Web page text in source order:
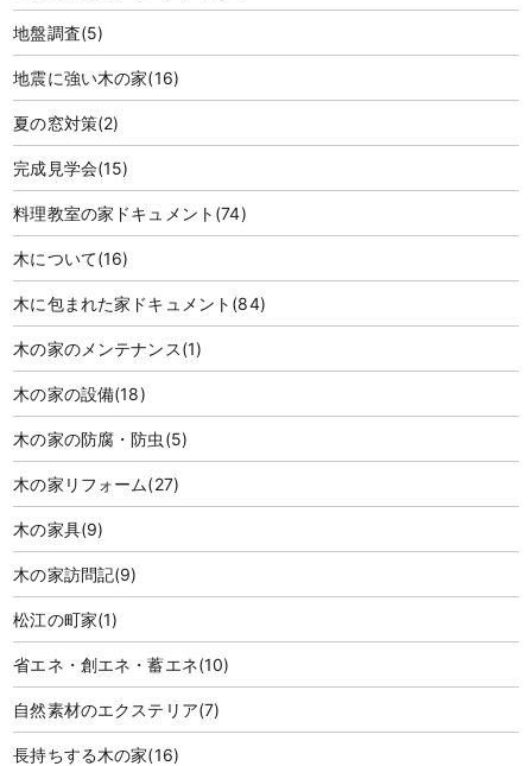
地盤調査(5)
地震に強い木の家(16)
夏の窓対策(2)
完成見学会(15)
料理教室の家ドキュメント (74)
木について(16)
木に包まれた家ドキュメント (84)
木の家のメンテナンス(1)
木の家の設備(18)
木の家の防腐・防虫 (5)
木の家リフォーム(27)
木の家具(9)
木の家訪問記(9)
松江の町家(1)
省エネ・創エネ・蓄エネ(10)
自然素材のエクステリア(7)
長持ちする木の家(16)